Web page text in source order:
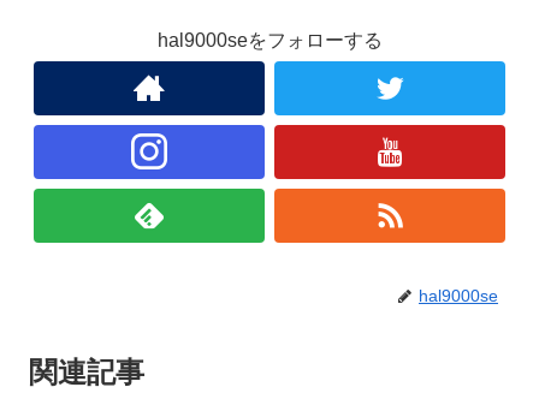
hal9000seをフォローする
hal9000se
関連記事